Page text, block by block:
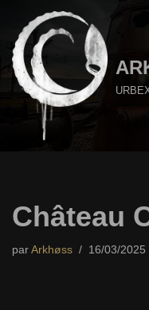
Aller
au
contenu
Château
par Arkhøss 16/03/2025